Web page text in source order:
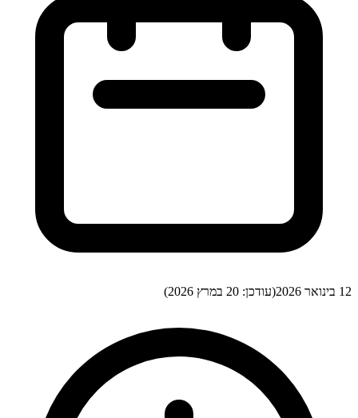
12 בינואר 2026 (עודכן: 20 במרץ 2026 )